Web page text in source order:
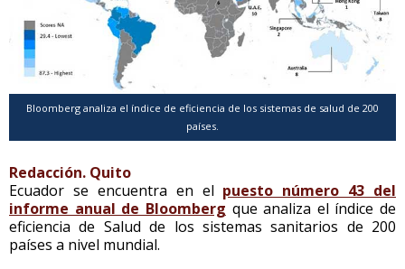
Bloomberg analiza el índice de eficiencia de los sistemas de salud de 200
países.
Redacción. Quito
Ecuador se encuentra en el puesto número 43 del
informe anual de Bloomberg que analiza el índice de
eficiencia de Salud de los sistemas sanitarios de 200
países a nivel mundial.